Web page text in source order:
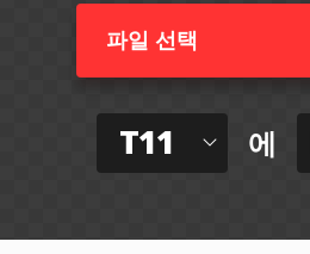
파일 선택
T11 에